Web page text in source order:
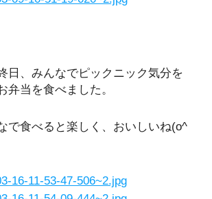
日、みんなでピックニック気分を
弁当を食べました。
で食べると楽しく、おいしいね(o^